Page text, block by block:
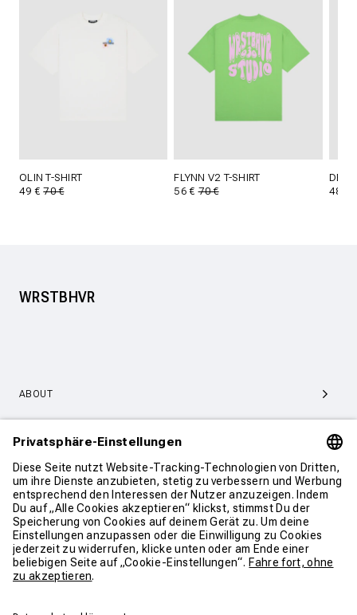
OLIN T-SHIRT
49 €70 €
FLYNN V2 T-SHIRT
56 €70 €
48 €
WRSTBHVR
ABOUT
SERVICE & SUPPORT
KONTAKT